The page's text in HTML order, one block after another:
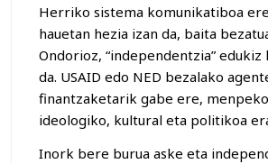
Herriko sistema komunikatiboa
hauetan hezia izan da, baita
Ondorioz, “independentzia” edukiz
da. USAID edo NED bezalako
finantzaketarik gabe ere,
ideologiko, kultural eta politikoa
Inork bere burua aske eta